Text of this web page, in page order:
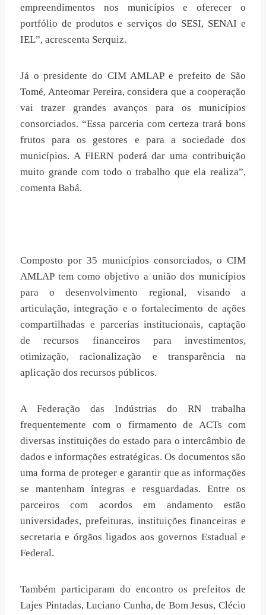
empreendimentos nos municípios e oferecer o
portfólio de produtos e serviços do SESI, SENAI e
IEL”, acrescenta Serquiz.
Já o presidente do CIM AMLAP e prefeito de São
Tomé, Anteomar Pereira, considera que a cooperação
vai trazer grandes avanços para os municípios
consorciados. “Essa parceria com certeza trará bons
frutos para os gestores e para a sociedade dos
municípios. A FIERN poderá dar uma contribuição
muito grande com todo o trabalho que ela realiza”,
comenta Babá.
Composto por 35 municípios consorciados, o CIM
AMLAP tem como objetivo a união dos municípios
para o desenvolvimento regional, visando a
articulação, integração e o fortalecimento de ações
compartilhadas e parcerias institucionais, captação
de recursos financeiros para investimentos,
otimização, racionalização e transparência na
aplicação dos recursos públicos.
A Federação das Indústrias do RN trabalha
frequentemente com o firmamento de ACTs com
diversas instituições do estado para o intercâmbio de
dados e informações estratégicas. Os documentos são
uma forma de proteger e garantir que as informações
se mantenham íntegras e resguardadas. Entre os
parceiros com acordos em andamento estão
universidades, prefeituras, instituições financeiras e
secretaria e órgãos ligados aos governos Estadual e
Federal.
Também participaram do encontro os prefeitos de
Lajes Pintadas, Luciano Cunha, de Bom Jesus, Clécio